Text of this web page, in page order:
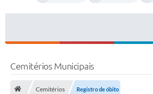
Cemitérios Municipais
Cemitérios Registro de óbito